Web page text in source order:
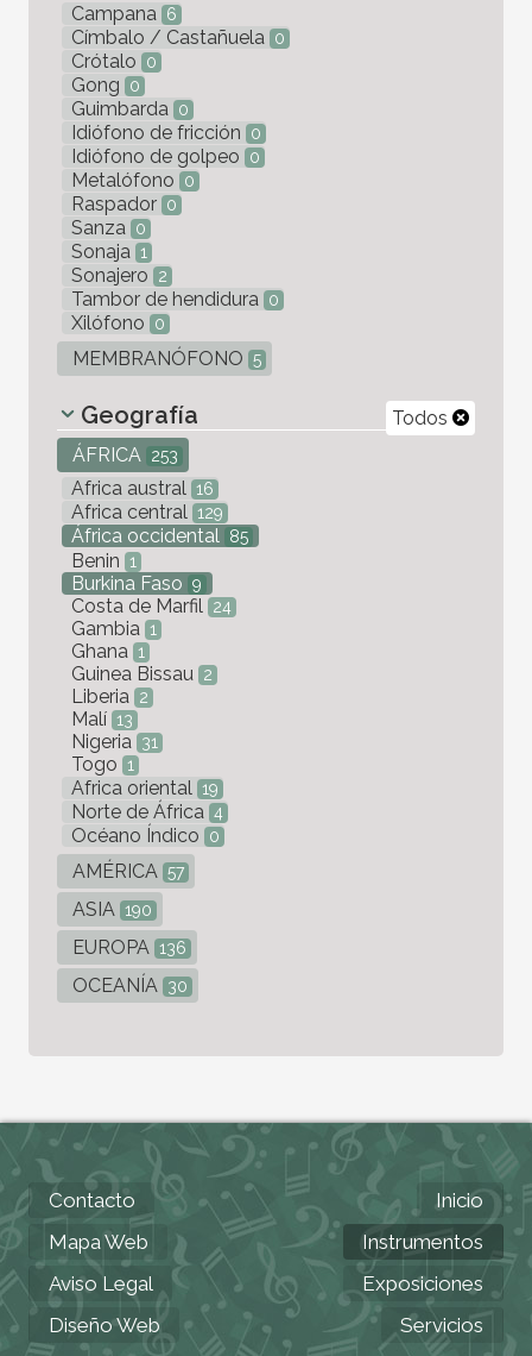
Campana 6
Címbalo / Castañuela 0
Crótalo 0
Gong 0
Guimbarda 0
Idiófono de fricción 0
Idiófono de golpeo 0
Metalófono 0
Raspador 0
Sanza 0
Sonaja 1
Sonajero 2
Tambor de hendidura 0
Xilófono 0
MEMBRANÓFONO 5
Todos
Geografía
ÁFRICA 253
Africa austral 16
Africa central 129
África occidental 85
Benin 1
Burkina Faso 9
Costa de Marfil 24
Gambia 1
Ghana 1
Guinea Bissau 2
Liberia 2
Malí 13
Nigeria 31
Togo 1
Africa oriental 19
Norte de África 4
Océano Índico 0
AMÉRICA 57
ASIA 190
EUROPA 136
OCEANÍA 30
Contacto
Mapa Web
Aviso Legal
Diseño Web
Inicio
Instrumentos
Exposiciones
Servicios